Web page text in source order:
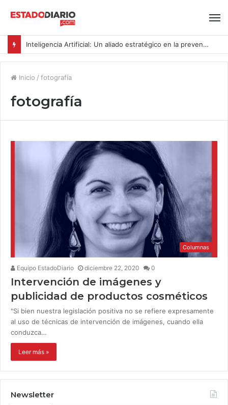
Inteligencia Artificial: Un aliado estratégico en la prevención del acoso y la violencia laboral bajo la Ley Karin
Inicio / fotografía
fotografía
Columnas
Equipo EstadoDiario diciembre 22, 2020 0
Intervención de imágenes y
publicidad de productos cosméticos
"Si bien nuestra legislación positiva no se refiere expresamente
al uso de técnicas de intervención de imágenes, cuando ella
conduzca…
Leer más »
Newsletter